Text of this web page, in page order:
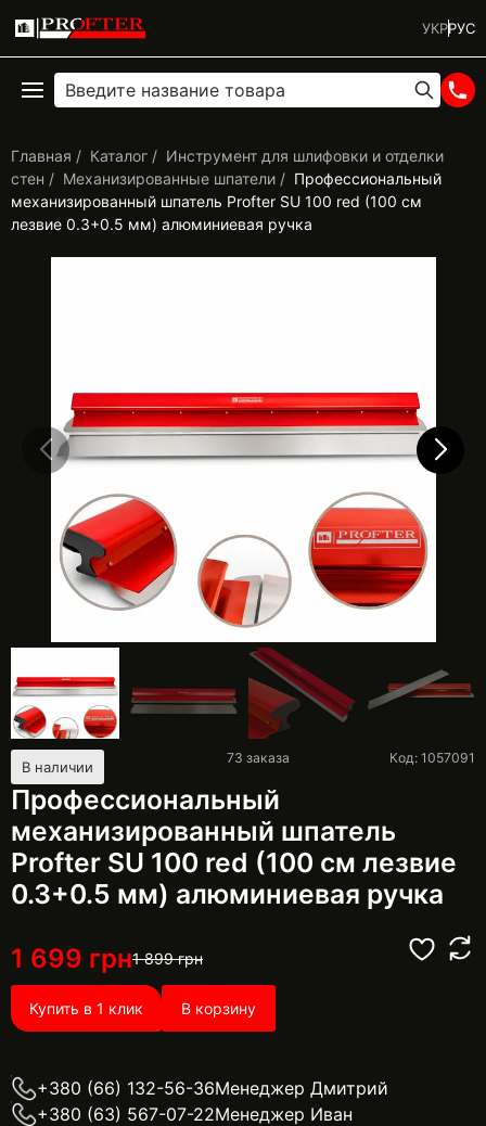
УКРРУС
Главная Каталог
Инструмент для шлифовки и отделки
стен
Механизированные шпатели
Профессиональный
механизированный шпатель Profter SU 100 red (100 см
лезвие 0.3+0.5 мм) алюминиевая ручка
В наличии
Профессиональный
механизированный шпатель
Profter SU 100 red (100 см лезвие
0.3+0.5 мм) алюминиевая ручка
Код: 1057091
73 заказа
1 699 грн1 899грн
Купить в 1 клик В корзину
+380 (66) 132-56-36Менеджер Дмитрий
+380 (63) 567-07-22Менеджер Иван